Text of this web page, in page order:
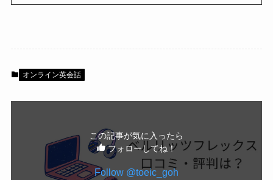
オンライン英会話
この記事が気に入ったら
フォローしてね！
Follow @toeic_goh